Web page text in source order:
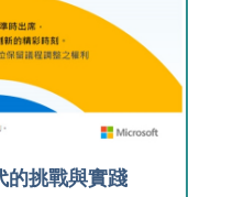
的挑戰與實踐